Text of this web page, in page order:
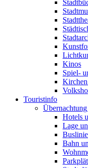
Kinos
Spiel-
Touristinfo
Hotels
Lage
Bahn